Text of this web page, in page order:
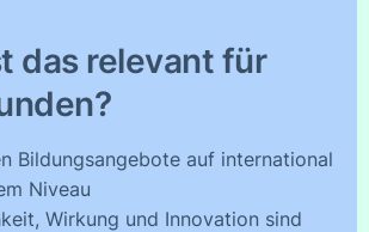
das relevant für
Bildungsangebote auf international
Niveau
Wirkung und Innovation sind